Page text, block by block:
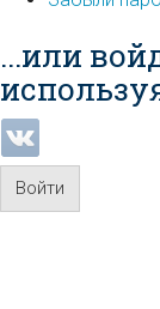
...или
Войти